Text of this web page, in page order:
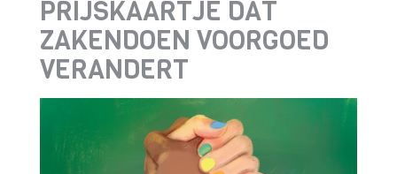
PRIJSKAARTJE DAT
ZAKENDOEN VOORGOED
VERANDERT